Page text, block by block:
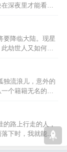
深夜里才能看见
要降临大陆。现星
劫世人又如何去
独流浪儿，意外的
个籍籍无名的孤
路上行走的人，
下时，我就能看